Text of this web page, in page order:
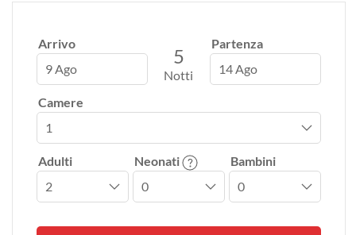
Arrivo
9 Ago
5
Notti
Partenza
14 Ago
Camere
Adulti Neonati Bambini